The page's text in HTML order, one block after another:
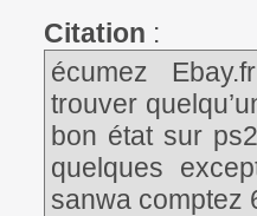
Citation :
écumez
trouver
bon état sur
quelques
sanwa comptez